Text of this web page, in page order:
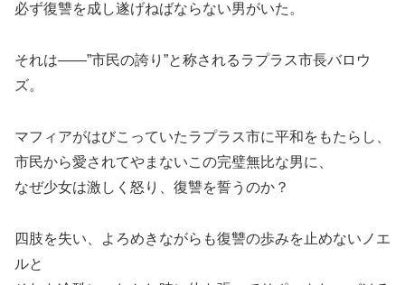
必ず復讐を成し遂げねばならない男がいた。
それは――”市民の誇り”と称されるラプラス市長バロウ
ズ。
マフィアがはびこっていたラプラス市に平和をもたらし、
市民から愛されてやまないこの完璧無比な男に、
なぜ少女は激しく怒り、復讐を誓うのか？
四肢を失い、よろめきながらも復讐の歩みを止めないノエ
ルと